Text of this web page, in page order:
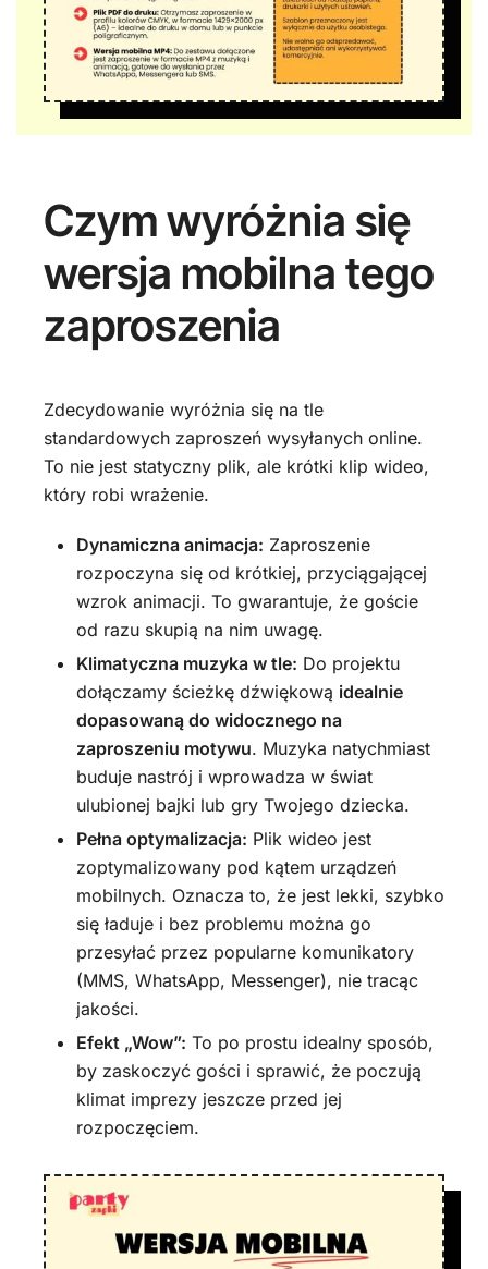
Czym wyróżnia się
wersja mobilna tego
zaproszenia
Zdecydowanie wyróżnia się na tle
standardowych zaproszeń wysyłanych online.
To nie jest statyczny plik, ale krótki klip wideo,
który robi wrażenie.
Dynamiczna animacja: Zaproszenie
rozpoczyna się od krótkiej, przyciągającej
wzrok animacji. To gwarantuje, że goście
od razu skupią na nim uwagę.
Klimatyczna muzyka w tle: Do projektu
dołączamy ścieżkę dźwiękową idealnie
dopasowaną do widocznego na
zaproszeniu motywu. Muzyka natychmiast
buduje nastrój i wprowadza w świat
ulubionej bajki lub gry Twojego dziecka.
Pełna optymalizacja: Plik wideo jest
zoptymalizowany pod kątem urządzeń
mobilnych. Oznacza to, że jest lekki, szybko
się ładuje i bez problemu można go
przesyłać przez popularne komunikatory
(MMS, WhatsApp, Messenger), nie tracąc
jakości.
Efekt „Wow”: To po prostu idealny sposób,
by zaskoczyć gości i sprawić, że poczują
klimat imprezy jeszcze przed jej
rozpoczęciem.